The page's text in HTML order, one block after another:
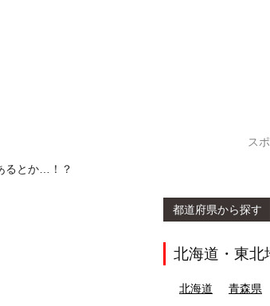
るとか…！？
ス
都道府県から探す
北海道・東北
北海道 青森県